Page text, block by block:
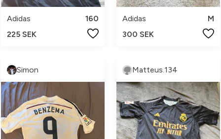
Adidas
160
225 SEK
Adidas
M
300 SEK
Simon Matteus.134